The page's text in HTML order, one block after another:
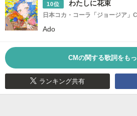
10位 わたしに花束
日本コカ・コーラ「ジョージア」
Ado
CMの関する歌詞をも
ランキング共有